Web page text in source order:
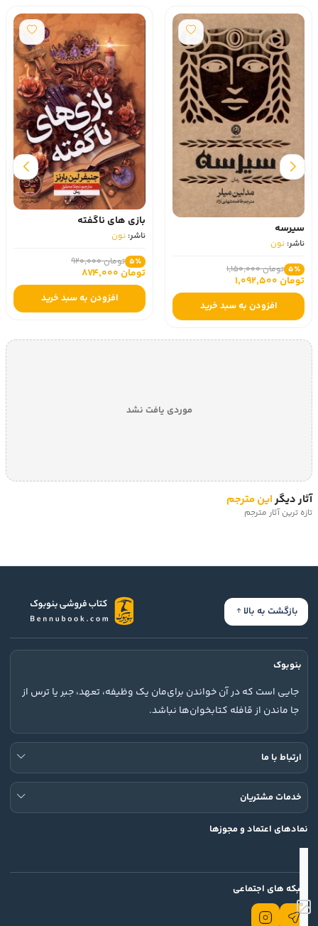
سیرسه
ناشر: نون
5٪ تومان 1,150,000
تومان 1,092,500
افزودن به سبد خرید
بازی های ناگفته
ناشر: نون
5٪ تومان 920,000
تومان 874,000
افزودن به سبد خرید
موردی یافت نشد
آثار دیگراین مترجم
تازه ترین آثار مترجم
بازگشت به بالا
بنوبوک
جایی است که در آن خواندن برای‌مان یک وظیفه، تعهد، جبر یا ترس از
جا ماندن از قافله کتابخوان‌ها نباشد.
ارتباط با ما
خدمات مشتریان
نمادهای اعتماد و مجوزها
شبکه های اجتماعی